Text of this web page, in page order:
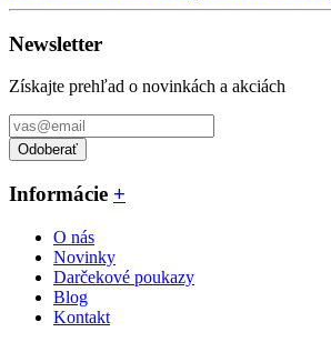
Newsletter
Získajte prehľad o novinkách a akciách
Odoberať
Informácie +
O nás
Novinky
Darčekové poukazy
Blog
Kontakt